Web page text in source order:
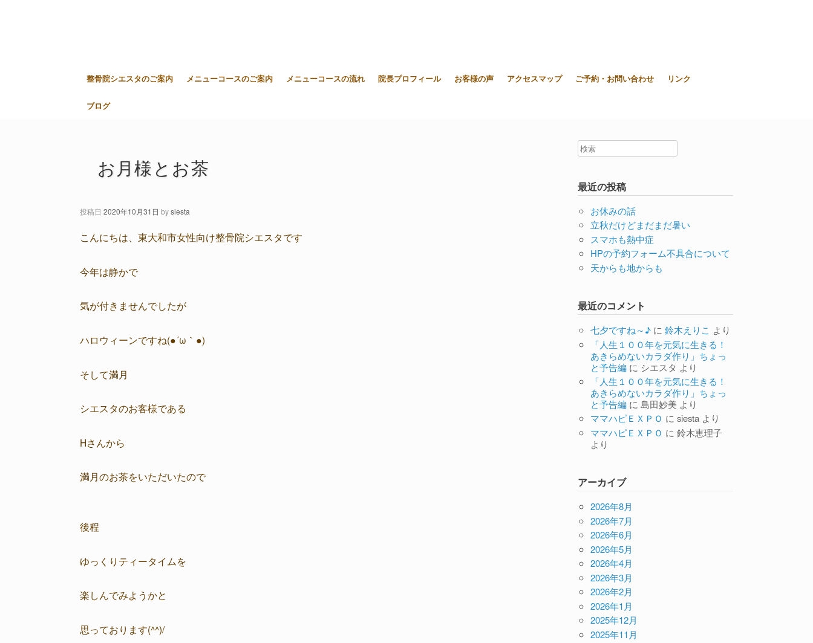
整骨院シエスタのご案内 メニューコースのご案内 メニューコースの流れ 院長プロフィール お客様の声 アクセスマップ ご予約・お問い合わせ リンク
ブログ
お月様とお茶
投稿日 2020年10月31日 bysiesta
こんにちは、東大和市女性向け整骨院シエスタです
今年は静かで
気が付きませんでしたが
ハロウィーンですね(●´ω｀●)
そして満月
シエスタのお客様である
Hさんから
満月のお茶をいただいたので
後程
ゆっくりティータイムを
楽しんでみようかと
思っております(^^)/
最近の投稿
お休みの話
立秋だけどまだまだ暑い
スマホも熱中症
HPの予約フォーム不具合について
天からも地からも
最近のコメント
七夕ですね～♪ に鈴木えりこ より
「人生１００年を元気に生きる！
あきらめないカラダ作り」ちょっ
と予告編 に シエスタ より
「人生１００年を元気に生きる！
あきらめないカラダ作り」ちょっ
と予告編 に島田妙美 より
ママハピＥＸＰＯ にsiesta より
ママハピＥＸＰＯ に鈴木恵理子
より
アーカイブ
2026年8月
2026年7月
2026年6月
2026年5月
2026年4月
2026年3月
2026年2月
2026年1月
2025年12月
2025年11月